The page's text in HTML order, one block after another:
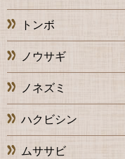
トンボ
ノウサギ
ノネズミ
ハクビシン
ムササビ